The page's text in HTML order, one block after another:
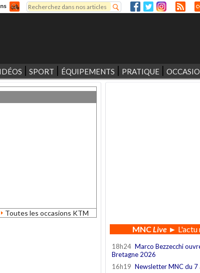
Formulaire de recherche
Rechercher
SPORT ÉQUIPEMENTS PRATIQUE
Toutes les occasions KTM
MNCLive► L'actu
18h24 Marco Bezzecchi
Bretagne 2026
16h19 Newsletter MNC du